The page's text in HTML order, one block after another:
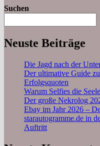
Suchen
Neuste Beiträge
Die Jagd nach der
Der ultimative Guide
Erfolgsquoten
Warum Selfies die
Der große Nekrolog
Ebay im Jahr 2026 –
starautogramme.de in
Auftritt